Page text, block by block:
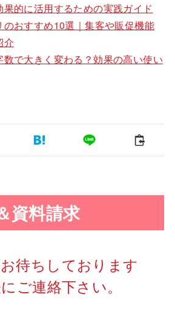
的に活用するための実践ガイド
のおすすめ10選｜集客や販促機能
介
で大きく変わる？効果の高い使い
資料請求
待ちしております
ご連絡下さい。